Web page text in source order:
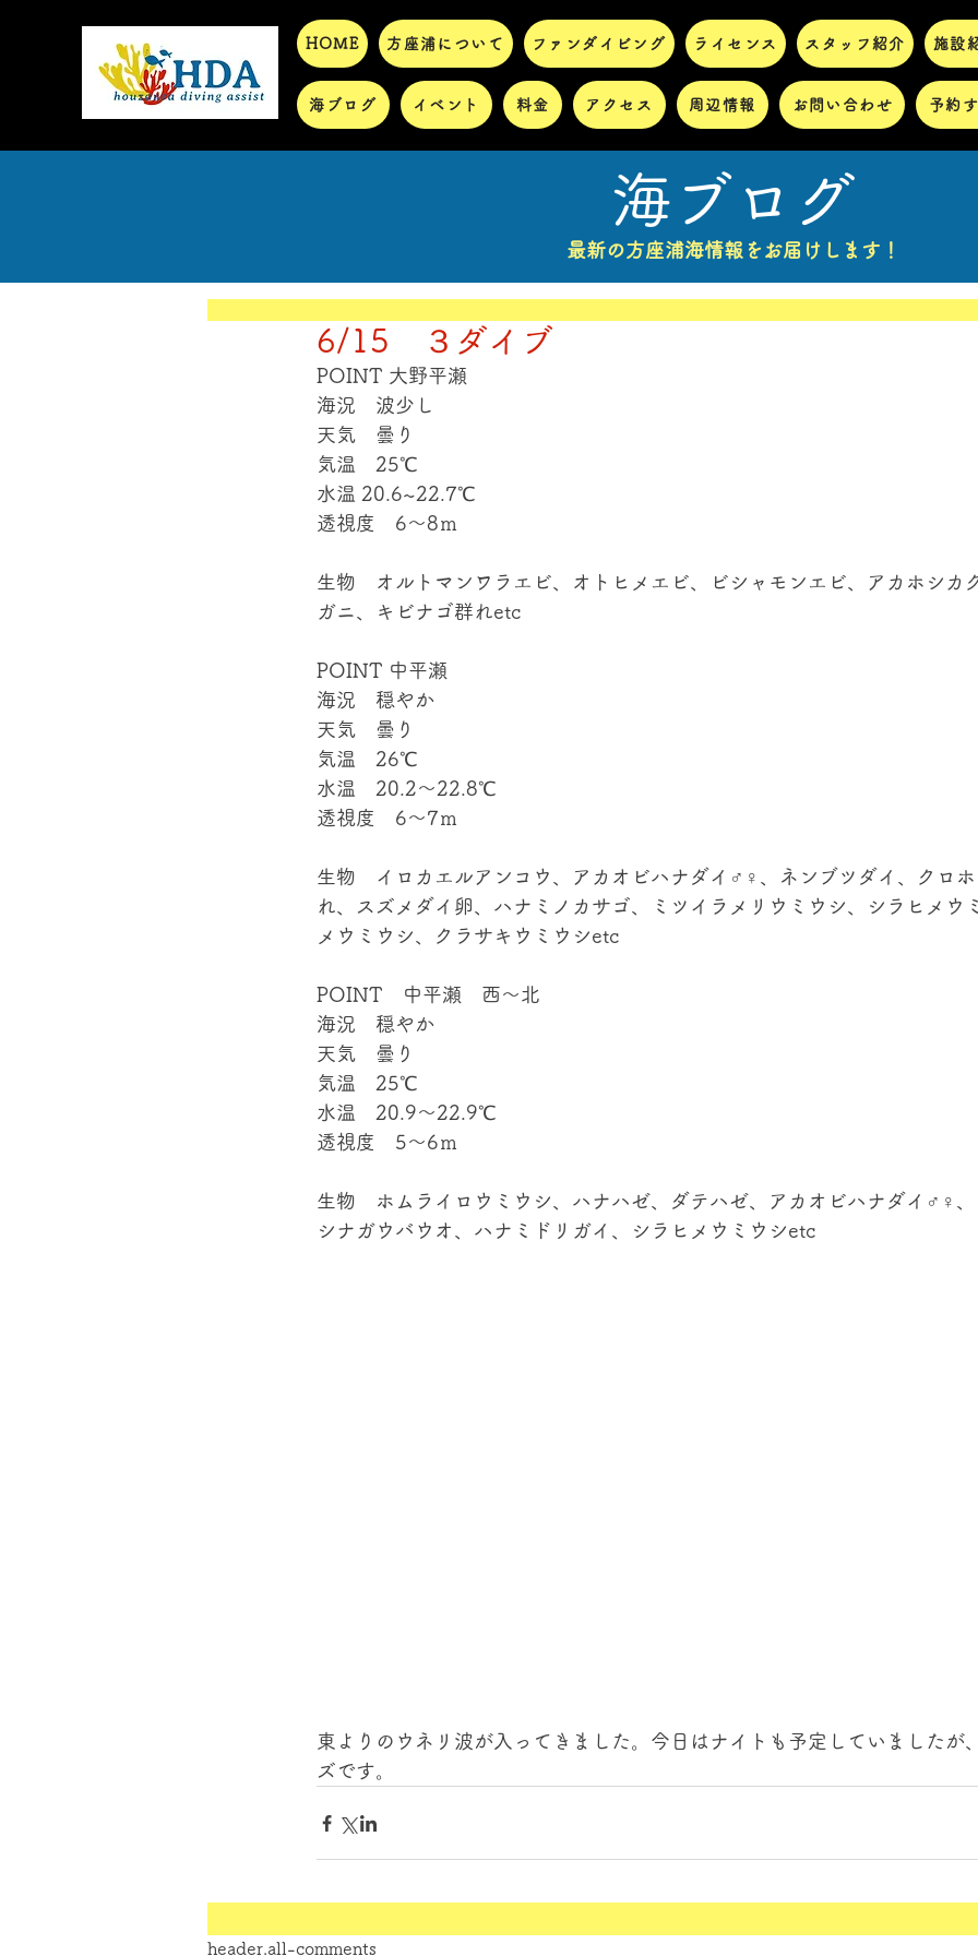
HOME 方座浦について ファンダイビング ライセンス スタッフ紹介 施設
海ブログ イベント 料金 アクセス 周辺情報 お問い合わせ 予約
海ブログ
最新の方座浦海情報をお届けします！
6/15 ３ダイブ
POINT 大野平瀬
海況　波少し
天気　曇り
気温　25℃
水温 20.6~22.7℃
透視度　6～8ｍ
生物　オルトマンワラエビ、オトヒメエビ、ビシャモンエビ、アカホシカ
ガニ、キビナゴ群れetc
POINT 中平瀬
海況　穏やか
天気　曇り
気温　26℃
水温　20.2～22.8℃
透視度　6～7ｍ
生物　イロカエルアンコウ、アカオビハナダイ♂♀、ネンブツダイ、クロ
れ、スズメダイ卵、ハナミノカサゴ、ミツイラメリウミウシ、シラヒメウ
メウミウシ、クラサキウミウシetc
POINT　中平瀬　西～北
海況　穏やか
天気　曇り
気温　25℃
水温　20.9～22.9℃
透視度　5～6ｍ
生物　ホムライロウミウシ、ハナハゼ、ダテハゼ、アカオビハナダイ♂♀
シナガウバウオ、ハナミドリガイ、シラヒメウミウシetc
東よりのウネリ波が入ってきました。今日はナイトも予定していましたが
ズです。
header.all-comments